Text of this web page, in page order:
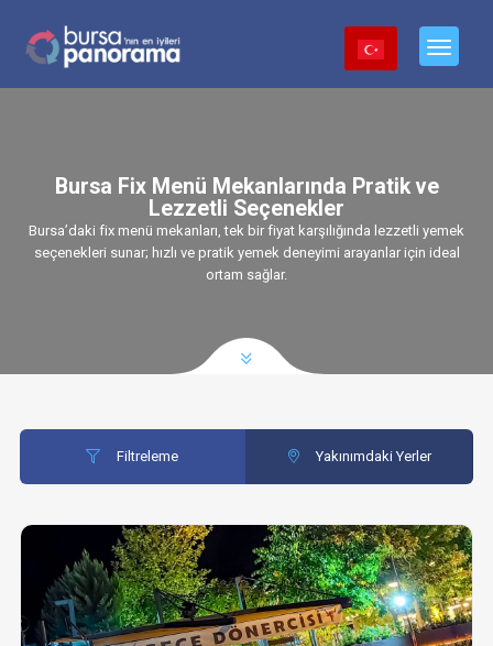
Bursa Fix Menü Mekanlarında Pratik ve
Lezzetli Seçenekler
Bursa’daki fix menü mekanları, tek bir fiyat karşılığında lezzetli yemek
seçenekleri sunar; hızlı ve pratik yemek deneyimi arayanlar için ideal
ortam sağlar.
Filtreleme Yakınımdaki Yerler